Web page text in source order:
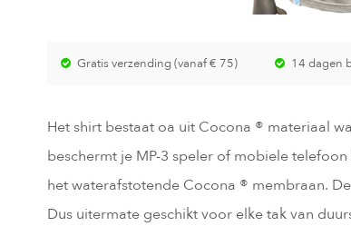
Gratis verzending (vanaf € 75) 14 dagen
Het shirt bestaat oa uit Cocona ® materiaal
beschermt je MP-3 speler of mobiele
het waterafstotende Cocona ® membraan.
Dus uitermate geschikt voor elke tak van